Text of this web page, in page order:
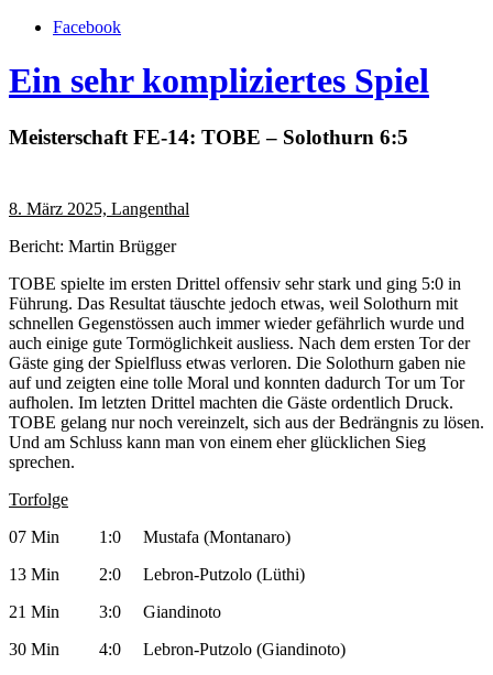
Facebook
Ein sehr kompliziertes Spiel
Meisterschaft FE-14: TOBE – Solothurn 6:5
8. März 2025, Langenthal
Bericht: Martin Brügger
TOBE spielte im ersten Drittel offensiv sehr stark und ging 5:0 in
Führung. Das Resultat täuschte jedoch etwas, weil Solothurn mit
schnellen Gegenstössen auch immer wieder gefährlich wurde und
auch einige gute Tormöglichkeit ausliess. Nach dem ersten Tor der
Gäste ging der Spielfluss etwas verloren. Die Solothurn gaben nie
auf und zeigten eine tolle Moral und konnten dadurch Tor um Tor
aufholen. Im letzten Drittel machten die Gäste ordentlich Druck.
TOBE gelang nur noch vereinzelt, sich aus der Bedrängnis zu lösen.
Und am Schluss kann man von einem eher glücklichen Sieg
sprechen.
Torfolge
07 Min 1:0 Mustafa (Montanaro)
13 Min 2:0 Lebron-Putzolo (Lüthi)
21 Min 3:0 Giandinoto
30 Min 4:0 Lebron-Putzolo (Giandinoto)